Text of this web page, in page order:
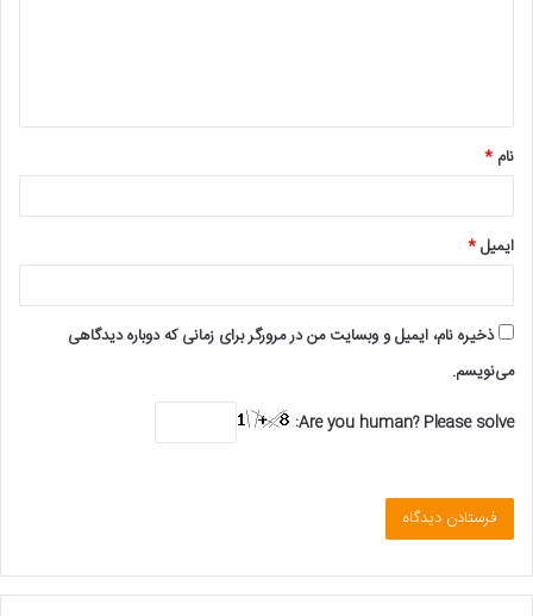
*
نام *
ایمیل*
ذخیره نام، ایمیل و وبسایت من در مرورگر برای زمانی که دوباره دیدگاهی
می‌نویسم.
Are you human? Please solve: